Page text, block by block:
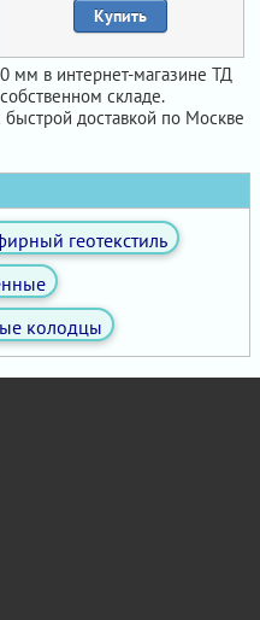
Купить
мм в интернет-магазине ТД
складе.
доставкой по Москве
геотекстиль
колодцы